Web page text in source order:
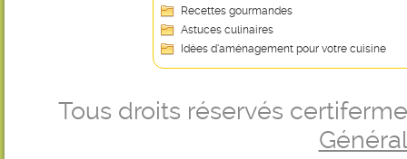
Recettes gourmandes
Astuces culinaires
Idées d’aménagement pour votre cuisine
Tous droits réservés